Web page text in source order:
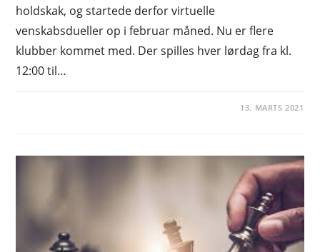
holdskak, og startede derfor virtuelle
venskabsdueller op i februar måned. Nu er flere
klubber kommet med. Der spilles hver lørdag fra kl.
12:00 til…
13. MARTS 2021